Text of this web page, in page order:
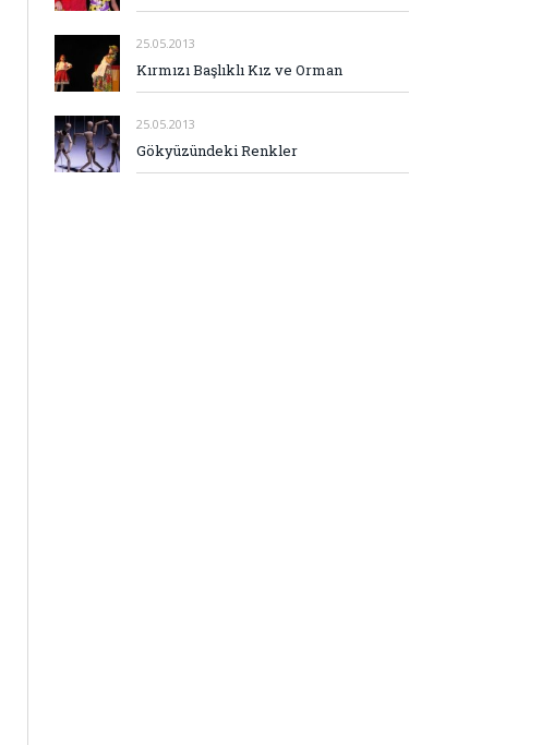
25.05.2013
Kırmızı Başlıklı Kız ve Orman
25.05.2013
Gökyüzündeki Renkler